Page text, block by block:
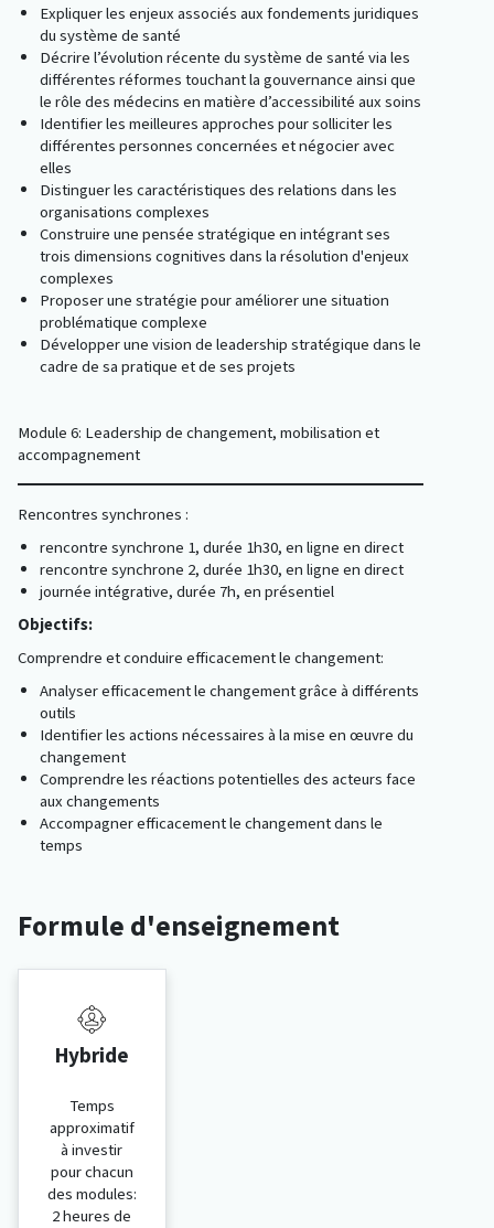
Expliquer les enjeux associés aux fondements juridiques
du système de santé
Décrire l’évolution récente du système de santé via les
différentes réformes touchant la gouvernance ainsi que
le rôle des médecins en matière d’accessibilité aux soins
Identifier les meilleures approches pour solliciter les
différentes personnes concernées et négocier avec
elles
Distinguer les caractéristiques des relations dans les
organisations complexes
Construire une pensée stratégique en intégrant ses
trois dimensions cognitives dans la résolution d'enjeux
complexes
Proposer une stratégie pour améliorer une situation
problématique complexe
Développer une vision de leadership stratégique dans le
cadre de sa pratique et de ses projets
Module 6: Leadership de changement, mobilisation et
accompagnement
Rencontres synchrones :
rencontre synchrone 1, durée 1h30, en ligne en direct
rencontre synchrone 2, durée 1h30, en ligne en direct
journée intégrative, durée 7h, en présentiel
Objectifs:
Comprendre et conduire efficacement le changement:
Analyser efficacement le changement grâce à différents
outils
Identifier les actions nécessaires à la mise en œuvre du
changement
Comprendre les réactions potentielles des acteurs face
aux changements
Accompagner efficacement le changement dans le
temps
Formule d'enseignement
Hybride
Temps
approximatif
à investir
pour chacun
des modules:
2 heures de